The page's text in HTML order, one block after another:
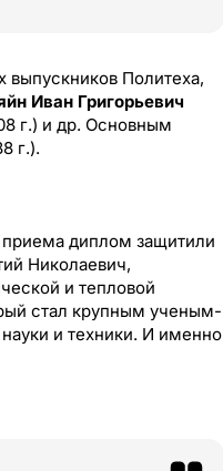
Политеха,
Иван Григорьевич
г.) и др. Основным
г.).
приема диплом защитили
Николаевич,
и тепловой
стал крупным ученым-
и техники. И именно